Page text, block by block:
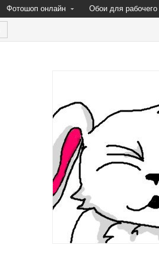
Фотошоп онлайн Обои для рабочего